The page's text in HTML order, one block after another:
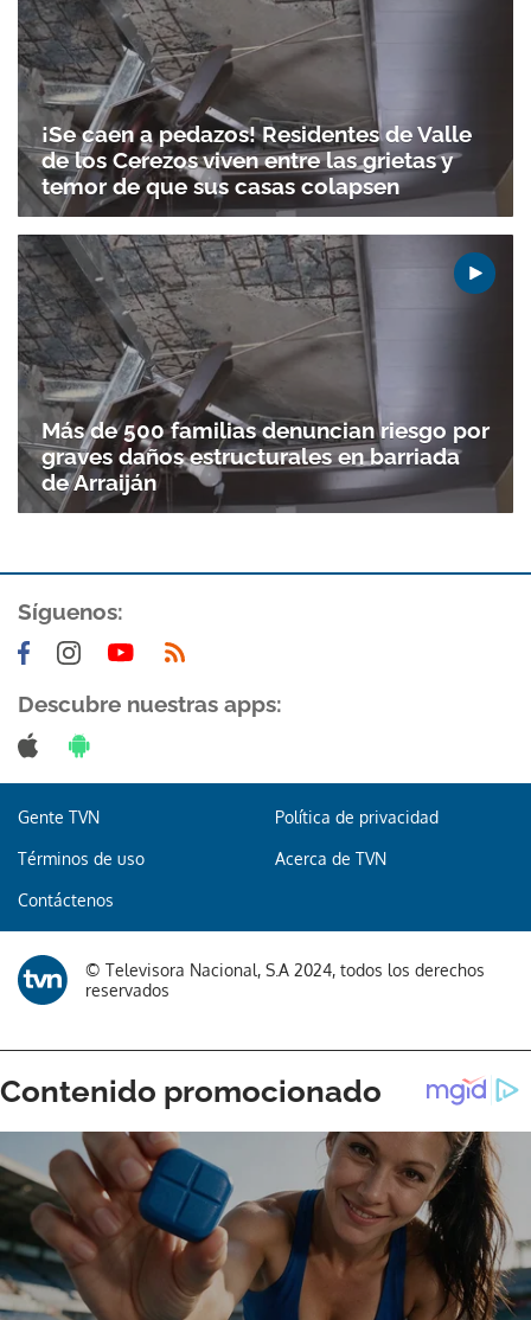
Gracias por suscribirte a nuestro boletín.
¡Se caen a pedazos! Residentes de Valle
de los Cerezos viven entre las grietas y
temor de que sus casas colapsen
Más de 500 familias denuncian riesgo por
graves daños estructurales en barriada
de Arraiján
Síguenos:
Descubre nuestras apps:
Gente TVN Política de privacidad
Términos de uso Acerca de TVN
Contáctenos
© Televisora Nacional, S.A 2024, todos los derechos
reservados